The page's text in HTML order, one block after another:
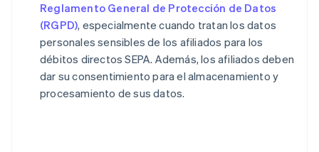
Reglamento General de Protección de Datos
(RGPD), especialmente cuando tratan los datos
personales sensibles de los afiliados para los
débitos directos SEPA. Además, los afiliados deben
dar su consentimiento para el almacenamiento y
procesamiento de sus datos.